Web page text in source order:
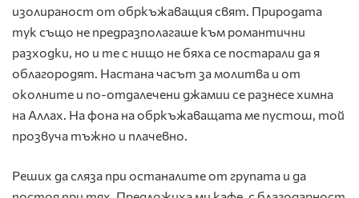
изолираност от обркъжаващия свят. Природата
тук също не предразполагаше към романтични
разходки, но и те с нищо не бяха се постарали да я
облагородят. Настана часът за молитва и от
околните и по-отдалечени джамии се разнесе химна
на Аллах. На фона на обркъжаващата ме пустош, той
прозвуча тъжно и плачевно.
Реших да сляза при останалите от групата и да